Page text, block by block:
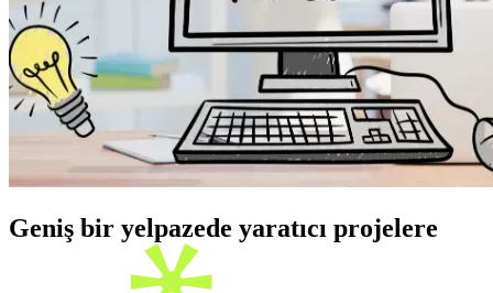
Geniş bir yelpazede yaratıcı projelere